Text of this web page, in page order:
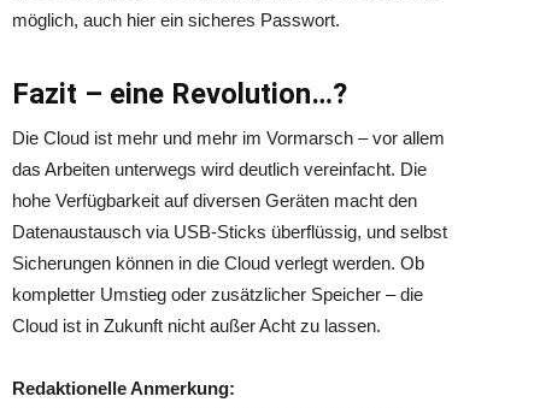
möglich, auch hier ein sicheres Passwort.
Fazit – eine Revolution…?
Die Cloud ist mehr und mehr im Vormarsch – vor allem
das Arbeiten unterwegs wird deutlich vereinfacht. Die
hohe Verfügbarkeit auf diversen Geräten macht den
Datenaustausch via USB-Sticks überflüssig, und selbst
Sicherungen können in die Cloud verlegt werden. Ob
kompletter Umstieg oder zusätzlicher Speicher – die
Cloud ist in Zukunft nicht außer Acht zu lassen.
Redaktionelle Anmerkung: